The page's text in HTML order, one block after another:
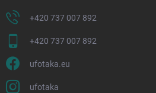
+420 737 007 892
+420 737 007 892
ufotaka.eu
ufotaka